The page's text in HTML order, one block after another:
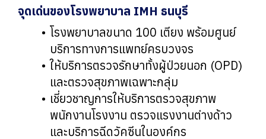
จุดเด่นของโรงพยาบาล IMH ธนบุรี
โรงพยาบาลขนาด 100 เตียง พร้อมศูนย์
บริการทางการแพทย์ครบวงจร
ให้บริการตรวจรักษาทั้งผู้ป่วยนอก (OPD)
และตรวจสุขภาพเฉพาะกลุ่ม
เชี่ยวชาญการให้บริการตรวจสุขภาพ
พนักงานโรงงาน ตรวจแรงงานต่างด้าว
และบริการฉีดวัคซีนในองค์กร